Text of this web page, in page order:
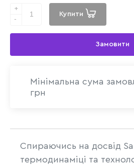
+
-
Купити
Замовити
Мінімальна сума
грн
Спираючись на досвід
термодинаміці та